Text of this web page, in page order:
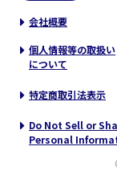
会社概要
個人情報等の取扱い
について
特定商取引法表示
Do Not Sell or
Personal